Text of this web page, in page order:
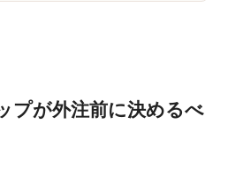
プが外注前に決めるべ